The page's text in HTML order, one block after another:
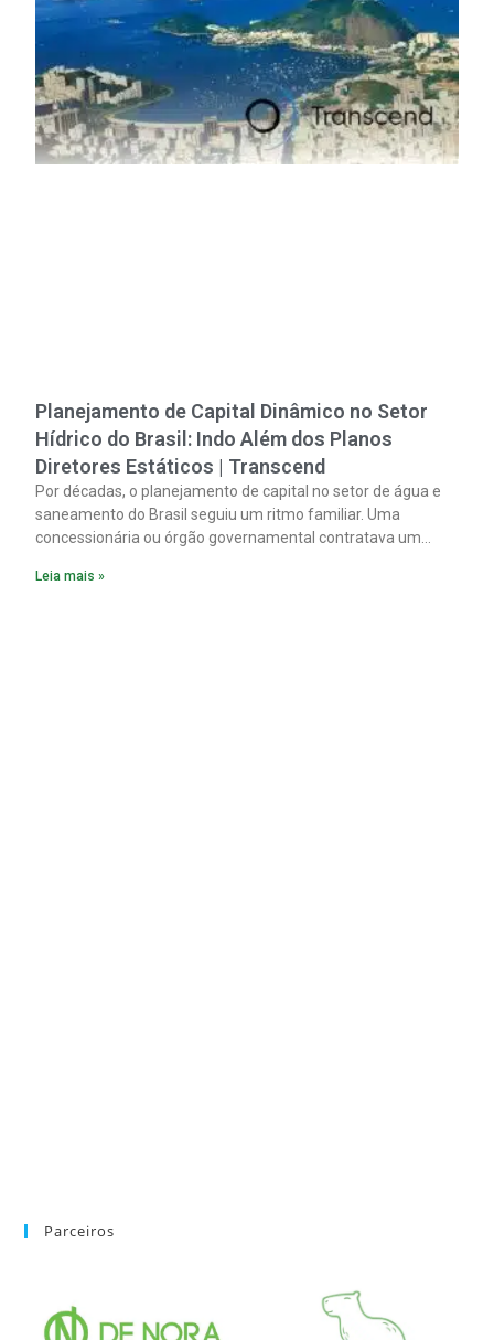
Planejamento de Capital Dinâmico no Setor
Hídrico do Brasil: Indo Além dos Planos
Diretores Estáticos | Transcend
Por décadas, o planejamento de capital no setor de água e
saneamento do Brasil seguiu um ritmo familiar. Uma
concessionária ou órgão governamental contratava um
Leia mais »
Parceiros